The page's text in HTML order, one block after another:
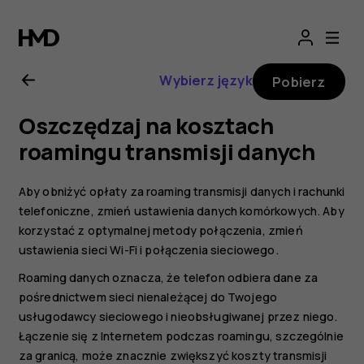
Instrukcja
obsługi
telefonu
Nokia
7
Plus
Wybierz język Pobierz
Oszczędzaj na kosztach
roamingu transmisji danych
Aby obniżyć opłaty za roaming transmisji danych i rachunki
telefoniczne, zmień ustawienia danych komórkowych. Aby
korzystać z optymalnej metody połączenia, zmień
ustawienia sieci Wi-Fi i połączenia sieciowego.
Roaming danych oznacza, że telefon odbiera dane za
pośrednictwem sieci nienależącej do Twojego
usługodawcy sieciowego i nieobsługiwanej przez niego.
Łączenie się z Internetem podczas roamingu, szczególnie
za granicą, może znacznie zwiększyć koszty transmisji